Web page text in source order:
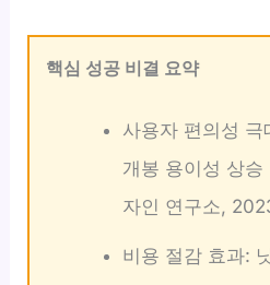
핵심 성공 비결 요약
사용자 편의성
개봉 용이성 상
자인 연구소,
비용 절감 효과: